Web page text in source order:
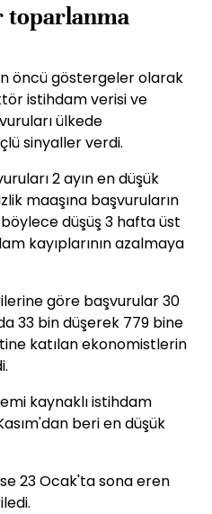
toparlanma
öncü göstergeler olarak
istihdam verisi ve
ülkede
sinyaller verdi.
2 ayın en düşük
maaşına başvuruların
düşüş 3 hafta üst
kayıplarının azalmaya
göre başvurular 30
33 bin düşerek 779 bine
katılan ekonomistlerin
kaynaklı istihdam
beri en düşük
23 Ocak'ta sona eren